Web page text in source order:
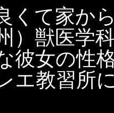
くて家か
）獣医学
彼女の性
エ教習所